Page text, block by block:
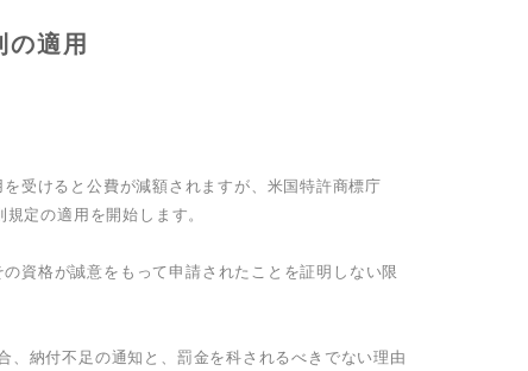
適用
受けると公費が減額されますが、米国特許商標庁
定の適用を開始します。
資格が誠意をもって申請されたことを証明しない限
納付不足の通知と、罰金を科されるべきでない理由